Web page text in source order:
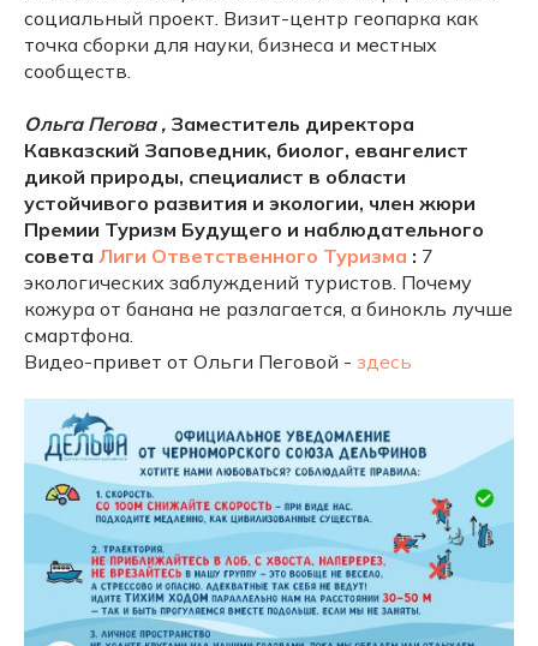
социальный проект. Визит-центр геопарка как
точка сборки для науки, бизнеса и местных
сообществ.
Ольга Пегова , Заместитель директора
Кавказский Заповедник, биолог, евангелист
дикой природы, специалист в области
устойчивого развития и экологии, член жюри
Премии Туризм Будущего и наблюдательного
совета Лиги Ответственного Туризма : 7
экологических заблуждений туристов. Почему
кожура от банана не разлагается, а бинокль лучше
смартфона.
Видео-привет от Ольги Пеговой - здесь